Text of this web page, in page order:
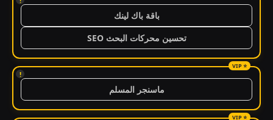
باقة باك لينك
تحسين محركات البحث SEO
!
ماسنجر المسلم